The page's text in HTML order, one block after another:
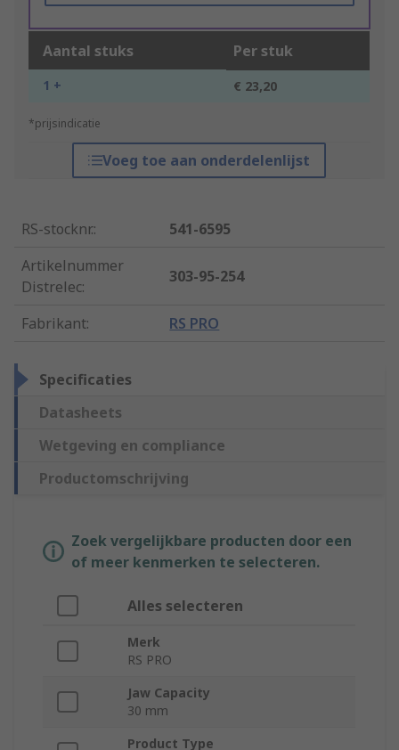
Aantal stuks Per stuk
1 + € 23,20
*prijsindicatie
Voeg toe aan onderdelenlijst
RS-stocknr.:
541-6595
Artikelnummer
Distrelec:
303-95-254
Fabrikant: RS PRO
Specificaties
Datasheets
Wetgeving en compliance
Productomschrijving
Zoek vergelijkbare producten door een
of meer kenmerken te selecteren.
Alles selecteren
Merk
RS PRO
Jaw Capacity
30 mm
Product Type